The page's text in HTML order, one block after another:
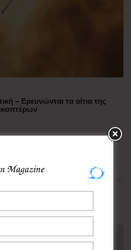
– Ερευνώνται τα αίτια της